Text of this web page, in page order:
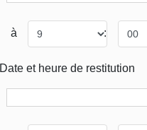
à :
Date et heure de restitution